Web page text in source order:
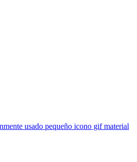
usado pequeño icono gif material